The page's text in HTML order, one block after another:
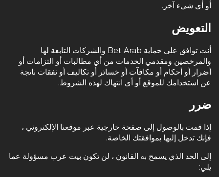
أو أي شيء آخر.
التعويض
أنت توافق على حماية Bet Arab والشركات التابعة لها
والمرخصين ومقدمي الخدمات من أي مطالبات أو التزامات أو
أضرار أو أحكام أو مكافآت أو خسائر أو تكاليف أو نفقات ناتجة
عن استخدامك للموقع أو أي انتهاك لهذه الشروط.
ضرر
إذا قمت بالوصول إلى صفحة خارجية عبر موقعنا الإلكتروني ،
فإنك تدخل إليها بموافقتك الخاصة.
إلى الحد الذي يسمح به القانون ، لن تكون بيت عرب مسؤولة عما
يلي: